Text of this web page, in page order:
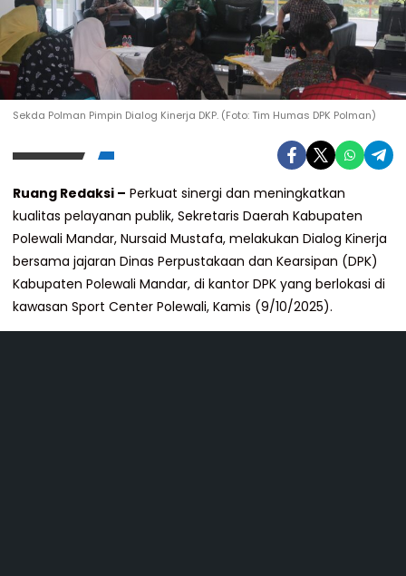
Sekda Polman Pimpin Dialog Kinerja DKP. (Foto: Tim Humas DPK Polman)
Ruang Redaksi – Perkuat sinergi dan meningkatkan
kualitas pelayanan publik, Sekretaris Daerah Kabupaten
Polewali Mandar, Nursaid Mustafa, melakukan Dialog Kinerja
bersama jajaran Dinas Perpustakaan dan Kearsipan (DPK)
Kabupaten Polewali Mandar, di kantor DPK yang berlokasi di
kawasan Sport Center Polewali, Kamis (9/10/2025).